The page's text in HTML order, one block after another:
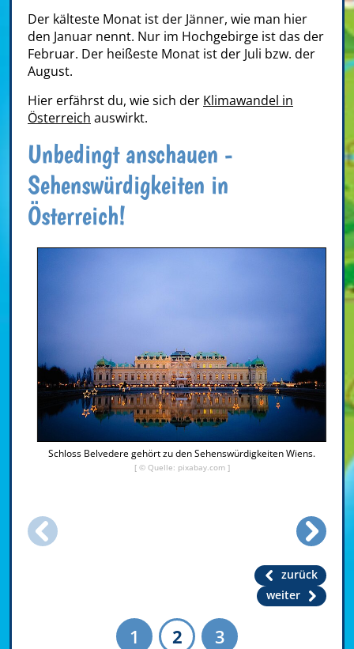
Der kälteste Monat ist der Jänner, wie man hier
den Januar nennt. Nur im Hochgebirge ist das der
Februar. Der heißeste Monat ist der Juli bzw. der
August.
Hier erfährst du, wie sich der Klimawandel in
Österreich auswirkt.
Unbedingt anschauen -
Sehenswürdigkeiten in
Österreich!
Schloss Belvedere gehört zu den Sehenswürdigkeiten Wiens.
[ © Quelle: pixabay.com ]
zurück
weiter
1 2 3